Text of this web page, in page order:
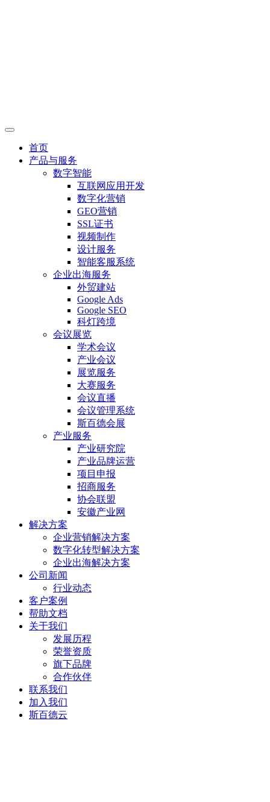
首页
产品与服务
数字智能
互联网应用开发
数字化营销
GEO营销
SSL证书
视频制作
设计服务
智能客服系统
企业出海服务
外贸建站
Google Ads
Google SEO
科灯跨境
会议展览
学术会议
产业会议
展览服务
大赛服务
会议直播
会议管理系统
斯百德会展
产业服务
产业研究院
产业品牌运营
项目申报
招商服务
协会联盟
安徽产业网
解决方案
企业营销解决方案
数字化转型解决方案
企业出海解决方案
公司新闻
行业动态
客户案例
帮助文档
关于我们
发展历程
荣誉资质
旗下品牌
合作伙伴
联系我们
加入我们
斯百德云